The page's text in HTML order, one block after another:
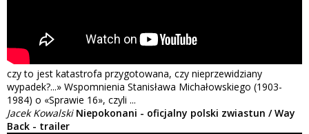
czy to jest katastrofa przygotowana, czy nieprzewidziany
wypadek?...» Wspomnienia Stanisława Michałowskiego (1903-
1984) o «Sprawie 16», czyli ...
Jacek Kowalski Niepokonani - oficjalny polski zwiastun / Way
Back - trailer